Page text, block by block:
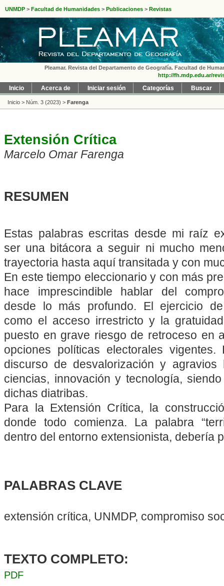
UNMDP > Facultad de Humanidades > Publicaciones > Revistas
Pleamar. Revista del Departamento de Geografía. Facultad de
http://fh.mdp.edu.ar/
Inicio Acerca de Iniciar sesión Categorías Buscar
Inicio > Núm. 3 (2023) > Farenga
Extensión Crítica
Marcelo Omar Farenga
RESUMEN
Estas palabras escritas desde mi raíz
ser una bitácora a seguir ni mucho
trayectoria hasta aquí transitada y con
En este tiempo eleccionario y con más
hace imprescindible hablar del
desde lo más profundo. El ejercicio
como el acceso irrestricto y la
puesto en grave riesgo de retroceso en
opciones políticas electorales
discurso de desvalorización y
ciencias, innovación y tecnología,
dichas diatribas.
Para la Extensión Crítica, la
donde todo comienza. La palabra
dentro del entorno extensionista, debería
PALABRAS CLAVE
extensión crítica, UNMDP, compromiso
TEXTO COMPLETO:
PDF